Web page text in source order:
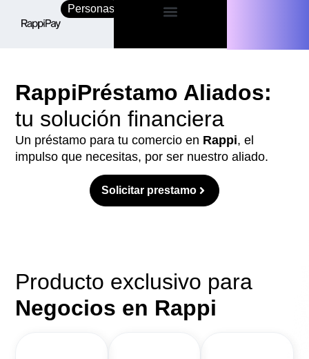
Personas Empresas
RappiPréstamo Aliados:
tu solución financiera
Un préstamo para tu comercio en Rappi, el
impulso que necesitas, por ser nuestro aliado.
Solicitar prestamo
Producto exclusivo para
Negocios en Rappi